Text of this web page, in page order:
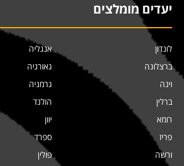
יעדים מומלצים
לונדון
ברצלונה
וינה
ברלין
רומא
פריז
ורשה
אנגליה
גאורגיה
גרמניה
הולנד
יוון
ספרד
פולין